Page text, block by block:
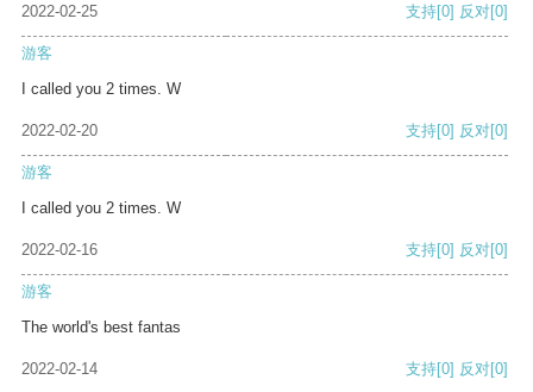
2022-02-25 支持[0] 反对[0]
游客
I called you 2 times. W
2022-02-20 支持[0] 反对[0]
游客
I called you 2 times. W
2022-02-16 支持[0] 反对[0]
游客
The world's best fantas
2022-02-14 支持[0] 反对[0]